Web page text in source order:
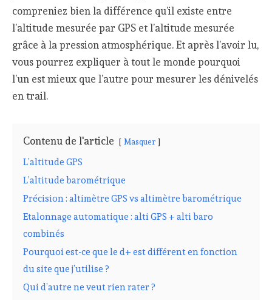
compreniez bien la différence qu’il existe entre
l’altitude mesurée par GPS et l’altitude mesurée
grâce à la pression atmosphérique. Et après l’avoir lu,
vous pourrez expliquer à tout le monde pourquoi
l’un est mieux que l’autre pour mesurer les dénivelés
en trail.
Contenu de l'article Masquer
L’altitude GPS
L’altitude barométrique
Précision : altimètre GPS vs altimètre barométrique
Etalonnage automatique : alti GPS + alti baro
combinés
Pourquoi est-ce que le d+ est différent en fonction
du site que j’utilise ?
Qui d’autre ne veut rien rater ?